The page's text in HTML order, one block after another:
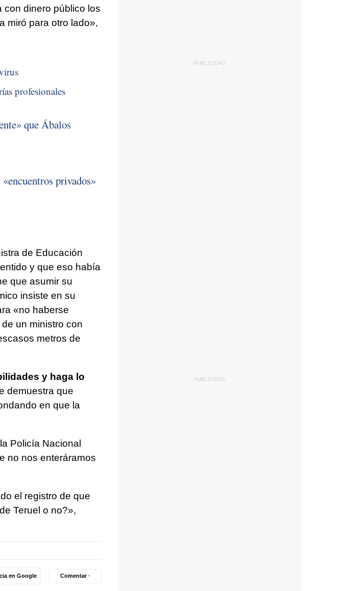
con dinero público los
miró para otro lado»,
profesionales
que Ábalos
privados»
de Educación
y que eso había
que asumir su
insiste en su
«no haberse
un ministro con
metros de
y haga lo
demuestra que
en que la
Policía Nacional
no nos enteráramos
el registro de que
Teruel o no?»,
en Google Comentar ·